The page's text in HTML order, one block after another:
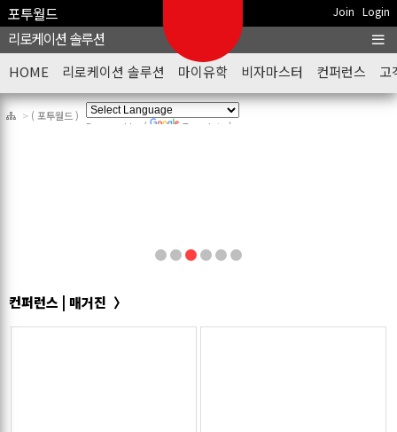
포투월드 Join Login
리로케이션 솔루션
HOME 리로케이션 솔루션 마이유학 비자마스터 컨퍼런스 고
포투월드
Powered by Translate
컨퍼런스
매거진